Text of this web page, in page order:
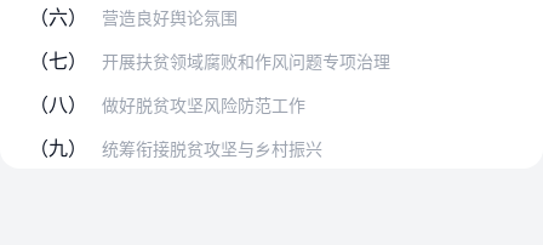
（六） 营造良好舆论氛围
（七） 开展扶贫领域腐败和作风问题专项治理
（八） 做好脱贫攻坚风险防范工作
（九） 统筹衔接脱贫攻坚与乡村振兴